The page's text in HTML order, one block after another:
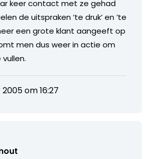
keer contact met ze gehad
de uitspraken ’te druk’ en ’te
een grote klant aangeeft op
men dus weer in actie om
om 16:27